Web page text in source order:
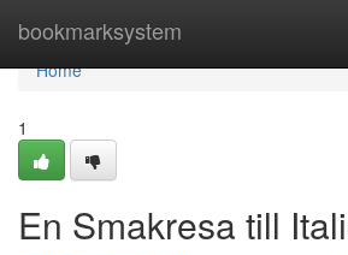
bookmarksystem
Home
Home
1
En Smakresa till